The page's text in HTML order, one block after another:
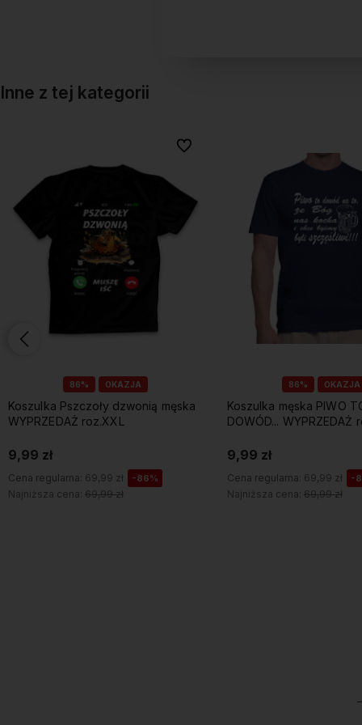
Inne z tej kategorii
86% OKAZJA
Koszulka męska PIWO TO
DOWÓD... WYPRZEDAŻ roz.XL
9,99 zł
Cena regularna: 69,99 zł -86%
Najniższa cena:69,99 zł
Do ulubionych
Do ulubionych
86% OKAZJA
Koszulka Jam jest
WYPRZEDAŻ roz. XL
9,99 zł
Cena regularna: 69,99 zł -
Najniższa cena:69,99 zł